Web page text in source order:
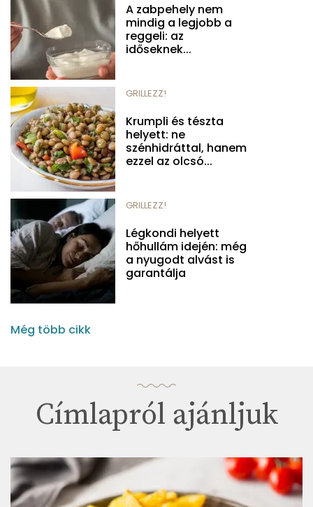
A zabpehely nem
mindig a legjobb a
reggeli: az
időseknek...
GRILLEZZ!
Krumpli és tészta
helyett: ne
szénhidráttal, hanem
ezzel az olcsó...
GRILLEZZ!
Légkondi helyett
hőhullám idején: még
a nyugodt alvást is
garantálja
Még több cikk
Címlapról ajánljuk